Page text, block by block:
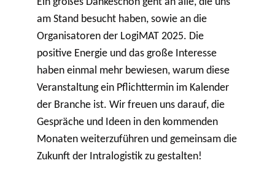
am Stand besucht haben, sowie an die
Organisatoren der LogiMAT 2025. Die
positive Energie und das große Interesse
haben einmal mehr bewiesen, warum diese
Veranstaltung ein Pflichttermin im Kalender
der Branche ist. Wir freuen uns darauf, die
Gespräche und Ideen in den kommenden
Monaten weiterzuführen und gemeinsam die
Zukunft der Intralogistik zu gestalten!